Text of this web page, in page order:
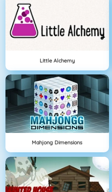
Little Alchemy
Mahjong Dimensions